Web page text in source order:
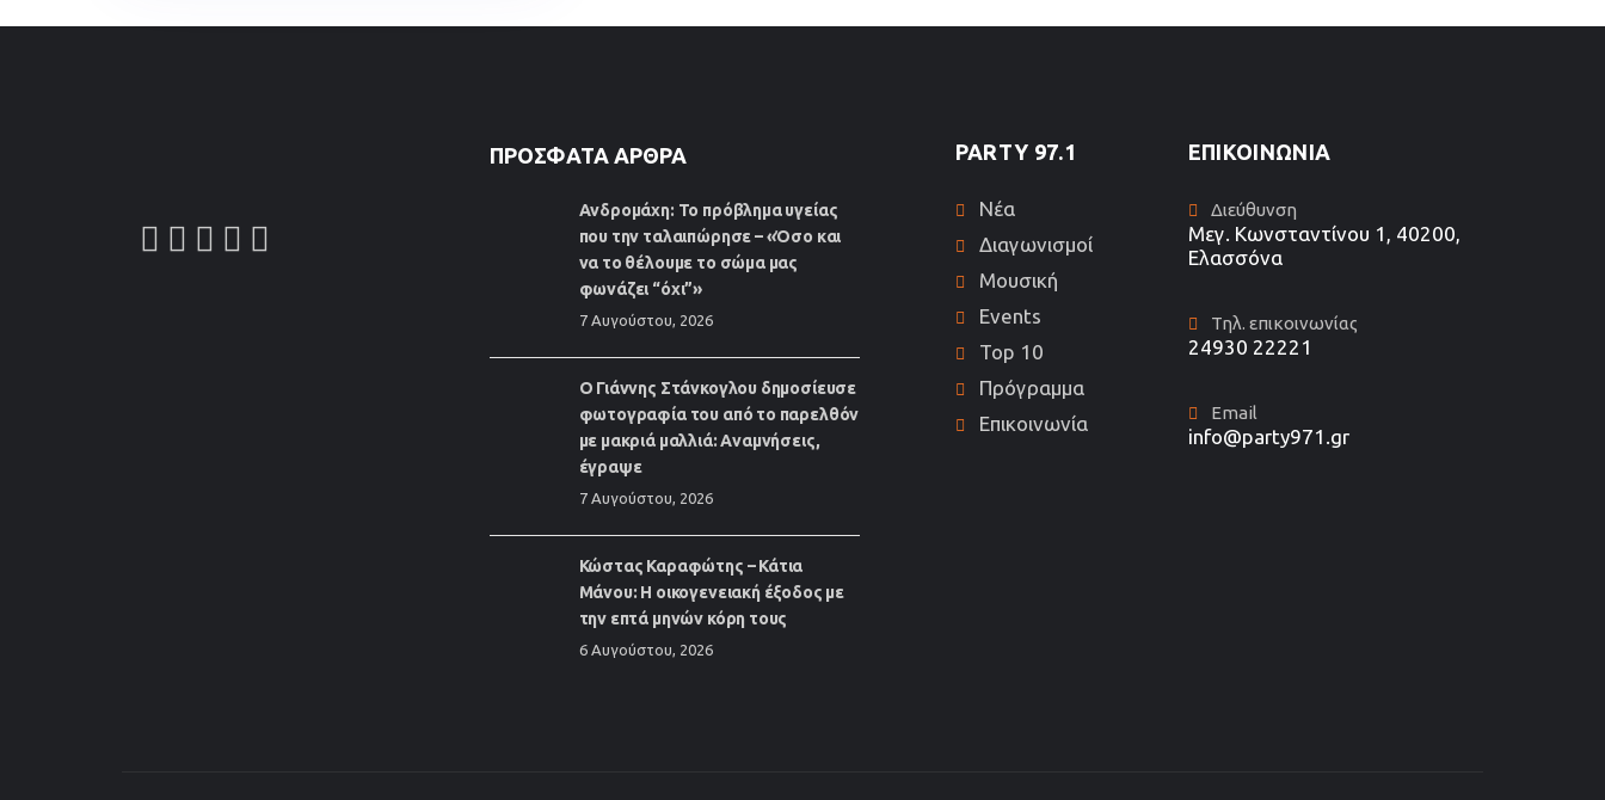
ΠΡΌΣΦΑΤΑ ΆΡΘΡΑ
Ανδρομάχη: Το πρόβλημα υγείας
που την ταλαιπώρησε – «Όσο και
να το θέλουμε το σώμα μας
φωνάζει “όχι”»
7 Αυγούστου, 2026
Ο Γιάννης Στάνκογλου δημοσίευσε
φωτογραφία του από το παρελθόν
με μακριά μαλλιά: Αναμνήσεις,
έγραψε
7 Αυγούστου, 2026
Κώστας Καραφώτης – Κάτια
Μάνου: Η οικογενειακή έξοδος με
την επτά μηνών κόρη τους
6 Αυγούστου, 2026
PARTY 97.1
Νέα
Διαγωνισμοί
Μουσική
Events
Top 10
Πρόγραμμα
Επικοινωνία
ΕΠΙΚΟΙΝΩΝΊΑ
Διεύθυνση
Μεγ. Κωνσταντίνου 1, 40200,
Ελασσόνα
Τηλ. επικοινωνίας
24930 22221
Email
info@party971.gr